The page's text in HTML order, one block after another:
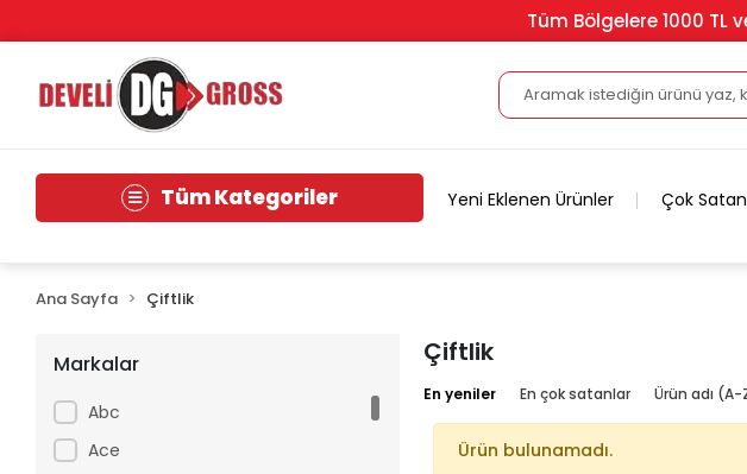
Tüm Bölgelere 1000 TL
Tüm Kategoriler Yeni Eklenen Ürünler Çok
Ana Sayfa Çiftlik
Markalar
Abc
Ace
Çiftlik
En yeniler En çok satanlar Ürün adı (A-
Ürün bulunamadı.